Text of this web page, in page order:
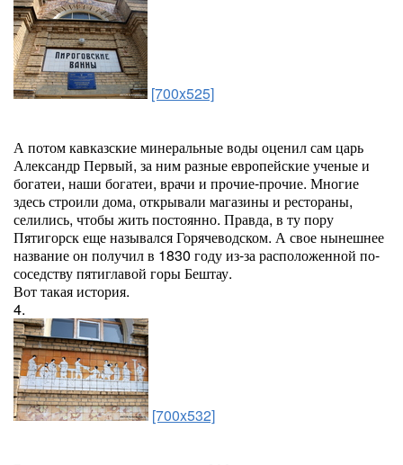
[700x525]
А потом кавказские минеральные воды оценил сам царь
Александр Первый, за ним разные европейские ученые и
богатеи, наши богатеи, врачи и прочие-прочие. Многие
здесь строили дома, открывали магазины и рестораны,
селились, чтобы жить постоянно. Правда, в ту пору
Пятигорск еще назывался Горячеводском. А свое нынешнее
название он получил в 1830 году из-за расположенной по-
соседству пятиглавой горы Бештау.
Вот такая история.
4.
[700x532]